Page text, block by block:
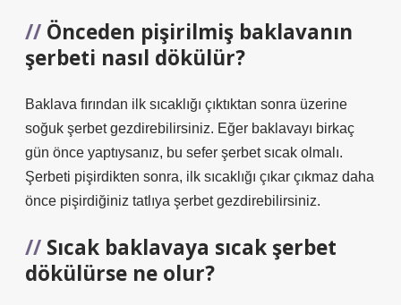
Önceden pişirilmiş baklavanın
şerbeti nasıl dökülür?
Baklava fırından ilk sıcaklığı çıktıktan sonra üzerine
soğuk şerbet gezdirebilirsiniz. Eğer baklavayı birkaç
gün önce yaptıysanız, bu sefer şerbet sıcak olmalı.
Şerbeti pişirdikten sonra, ilk sıcaklığı çıkar çıkmaz daha
önce pişirdiğiniz tatlıya şerbet gezdirebilirsiniz.
Sıcak baklavaya sıcak şerbet
dökülürse ne olur?